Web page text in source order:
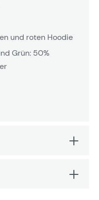
und roten Hoodie
Grün: 50%